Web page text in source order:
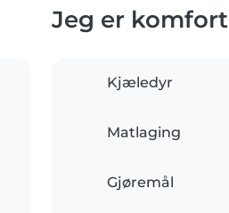
Jeg er
Kjæledyr
Matlaging
Gjøremål